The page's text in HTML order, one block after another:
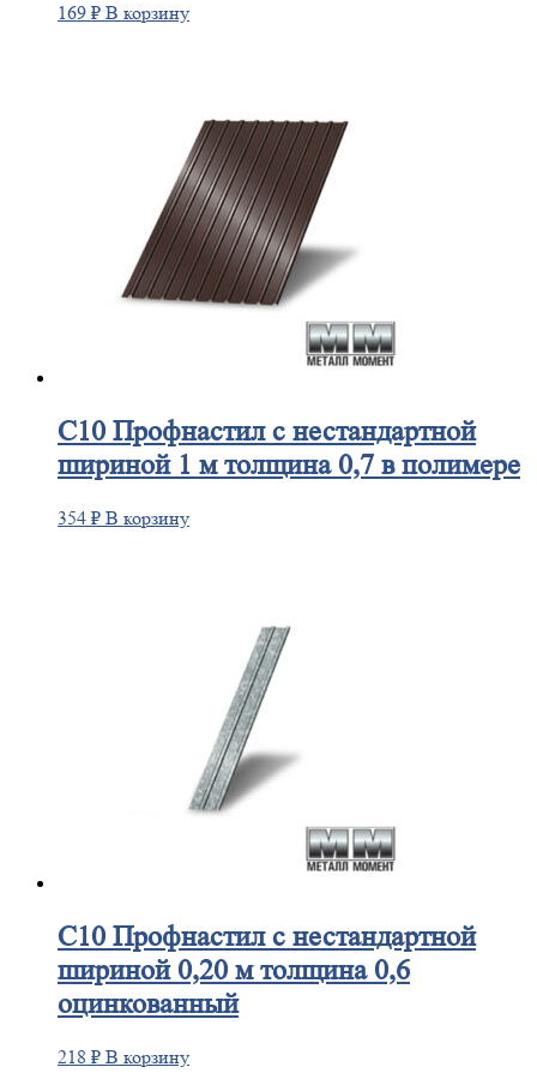
169 ₽ В корзину
С10Профнастил с нестандартной
шириной 1 м толщина 0,7 в полимере
354 ₽ В корзину
С10Профнастил с нестандартной
шириной 0,20 м толщина 0,6
оцинкованный
218 ₽ В корзину